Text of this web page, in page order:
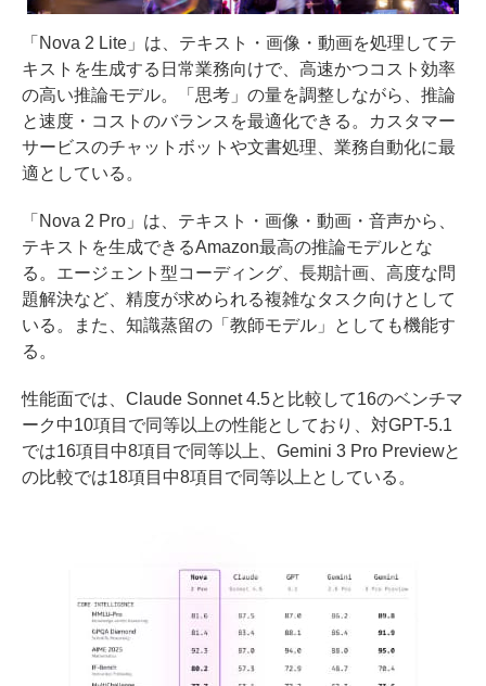
「Nova 2 Lite」は、テキスト・画像・動画を処理してテ
キストを生成する日常業務向けで、高速かつコスト効率
の高い推論モデル。「思考」の量を調整しながら、推論
と速度・コストのバランスを最適化できる。カスタマー
サービスのチャットボットや文書処理、業務自動化に最
適としている。
「Nova 2 Pro」は、テキスト・画像・動画・音声から、
テキストを生成できるAmazon最高の推論モデルとな
る。エージェント型コーディング、長期計画、高度な問
題解決など、精度が求められる複雑なタスク向けとして
いる。また、知識蒸留の「教師モデル」としても機能す
る。
性能面では、Claude Sonnet 4.5と比較して16のベンチマ
ーク中10項目で同等以上の性能としており、対GPT-5.1
では16項目中8項目で同等以上、Gemini 3 Pro Previewと
の比較では18項目中8項目で同等以上としている。